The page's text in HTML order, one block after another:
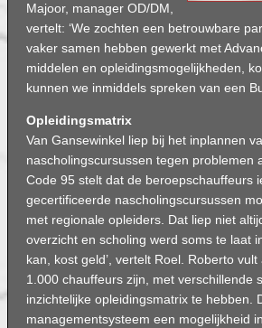
Majoor, manager OD/DM,
vertelt: ‘We zochten een betrouwbare
vaker samen hebben gewerkt met
middelen en opleidingsmogelijkheden,
kunnen we inmiddels spreken van een
Opleidingsmatrix
Van Gansewinkel liep bij het inplannen
nascholingscursussen tegen problemen
Code 95 stelt dat de beroepschauffeurs
gecertificeerde nascholingscursussen
met regionale opleiders. Dat liep niet
overzicht en scholing werd soms te laat
kan, kost geld’, vertelt Roel. Roberto
1.000 chauffeurs zijn, met verschillende
inzichtelijke opleidingsmatrix te hebben.
managementsysteem een mogelijkheid